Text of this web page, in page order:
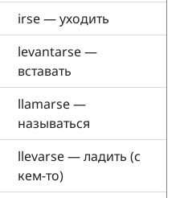
irse — уходить
levantarse —
вставать
llamarse —
называться
llevarse — ладить (с
кем-то)